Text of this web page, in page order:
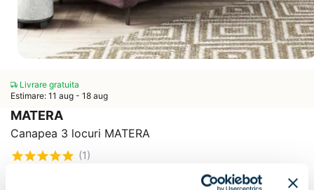
Livrare gratuita
Estimare: 11 aug - 18 aug
MATERA
Canapea 3 locuri MATERA
(1)